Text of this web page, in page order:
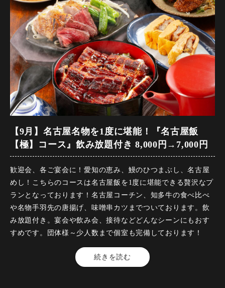
【来店時間】17時00分～25時00分
【予約期限】前日の23時までにご予約ください
※この内容は仕入れ状況等により変更になる場合がございま
す。
※他割引優待、施設利用券併用不可。（施設利用券ご利用の
お客様・コース金額8,000円）
※予約のキャンセルは必ず一週間前までにご連絡お願い致し
ます。
フライ」追加！】と
あわせてご利用も！お得な限定プランとなっております！
【前菜】前菜2種盛り合わせ
【冷菜】 夏野菜と生ハムのシーザーサラダ
【鮮魚】 旬！カンパチのお刺身
【名物】牛すじで炊いた「八丁味噌おでん」3種盛り合わせ
【焼物】国産鶏もも肉の炭火焼き～さっぱり柚子おろし～
【名物】メガ盛り 手羽先の唐揚げ～1人2本～
【食事】知多豚カルビの炭焼きひつまぶし～薬味とお出汁と
共に～
※お席の時間は120分となります
【9月】名古屋名物を1度に堪能！『名古屋飯
【極】コース』飲み放題付き 8,000円→7,000円
歓迎会、各ご宴会に！愛知の恵み、鰻のひつまぶし、名古屋
めし！こちらのコースは名古屋飯を1度に堪能できる贅沢なプ
ランとなっております！名古屋コーチン、知多牛の食べ比べ
や名物手羽先の唐揚げ、味噌串カツまでついております。飲
み放題付き。宴会や飲み会、接待などどんなシーンにもおす
すめです。団体様～少人数まで個室も完備しております！
続きを読む
【料金】7000円（税込）